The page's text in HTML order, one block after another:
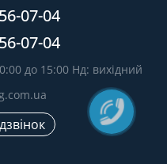
07-04
07-04
до 15:00 Нд: вихідний